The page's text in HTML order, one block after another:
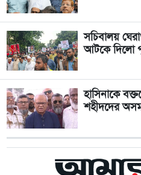
সচিবালয়
আটকে দিলো
হাসিনাকে
শহীদদের